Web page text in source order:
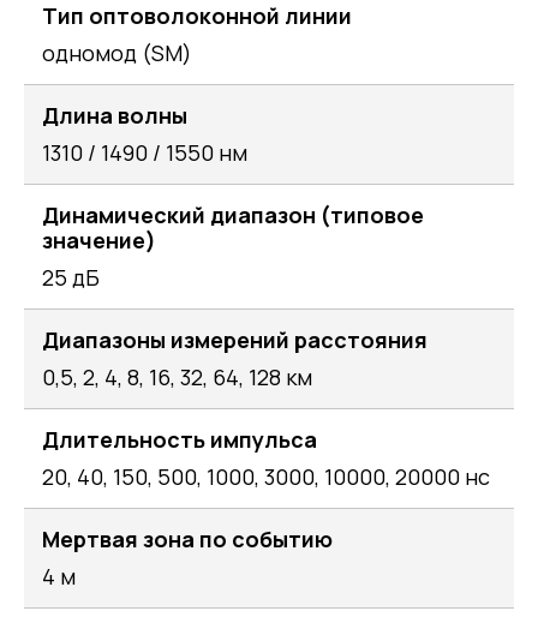
Тип оптоволоконной линии
одномод (SM)
Длина волны
1310 / 1490 / 1550 нм
Динамический диапазон (типовое
значение)
25 дБ
Диапазоны измерений расстояния
0,5, 2, 4, 8, 16, 32, 64, 128 км
Длительность импульса
20, 40, 150, 500, 1000, 3000, 10000, 20000 нс
Мертвая зона по событию
4 м